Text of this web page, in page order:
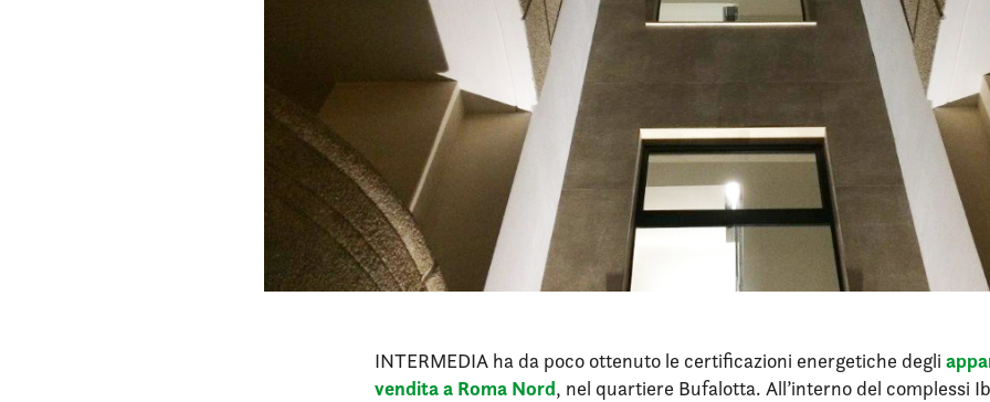
INTERMEDIA ha da poco ottenuto le certificazioni energetiche degli
vendita a Roma Nord, nel quartiere Bufalotta. All’interno del complessi